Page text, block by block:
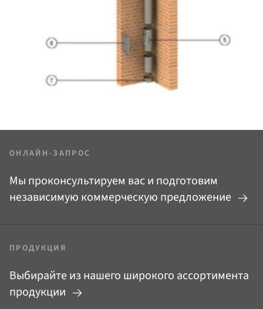
ОНЛАЙН-ЗАПРОС
Мы проконсультируем вас и подготовим
независимую коммерческую предложение
ПРОДУКЦИЯ
Выбирайте из нашего широкого ассортимента
продукции